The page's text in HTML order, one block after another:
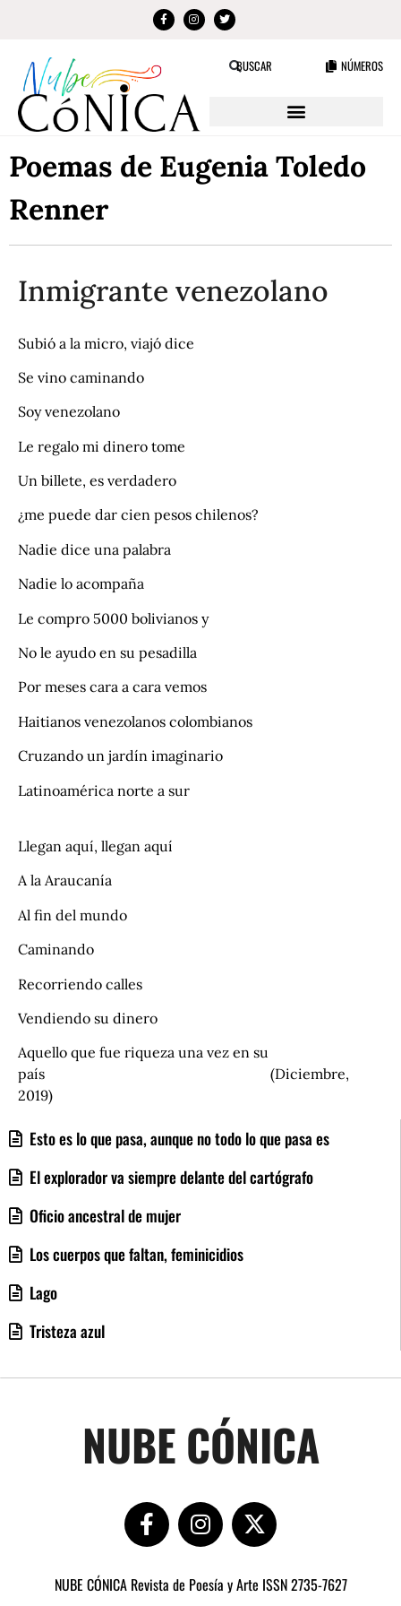
BUSCAR NÚMEROS
Poemas de Eugenia Toledo
Renner
Esto es lo que pasa, aunque no todo lo que pasa es
El explorador va siempre delante del cartógrafo
Oficio ancestral de mujer
Los cuerpos que faltan, feminicidios
Lago
Tristeza azul
Inmigrante venezolano
Subió a la micro, viajó dice
Se vino caminando
Soy venezolano
Le regalo mi dinero tome
Un billete, es verdadero
¿me puede dar cien pesos chilenos?
Nadie dice una palabra
Nadie lo acompaña
Le compro 5000 bolivianos y
No le ayudo en su pesadilla
Por meses cara a cara vemos
Haitianos venezolanos colombianos
Cruzando un jardín imaginario
Latinoamérica norte a sur
Llegan aquí, llegan aquí
A la Araucanía
Al fin del mundo
Caminando
Recorriendo calles
Vendiendo su dinero
Aquello que fue riqueza una vez en su
país (Diciembre,
2019)
NUBE CÓNICA
NUBE CÓNICA Revista de Poesía y Arte ISSN 2735-7627